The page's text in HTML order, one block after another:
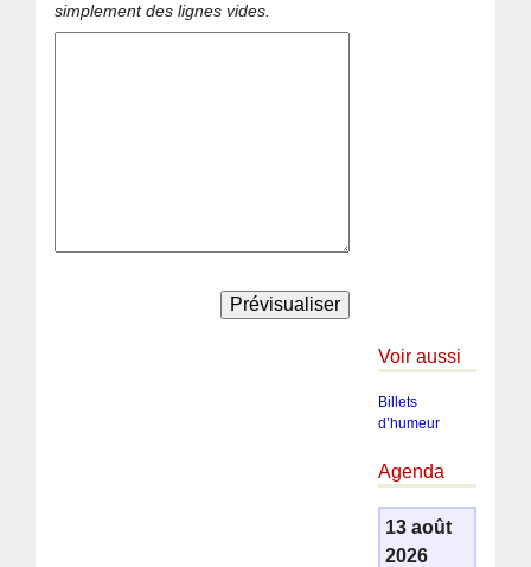
simplement des lignes vides.
Voir aussi
Billets
d’humeur
Agenda
13 août
2026